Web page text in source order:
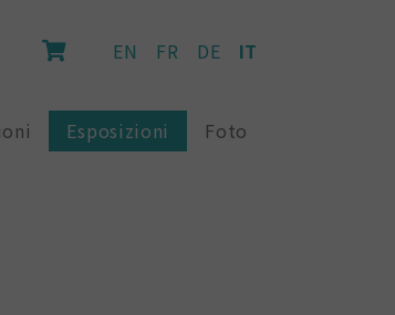
EN FR DE IT
Esposizioni Foto